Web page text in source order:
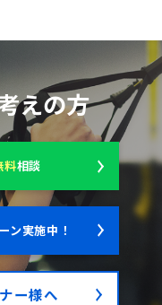
えの方
料相談
ン実施中！
ー様へ